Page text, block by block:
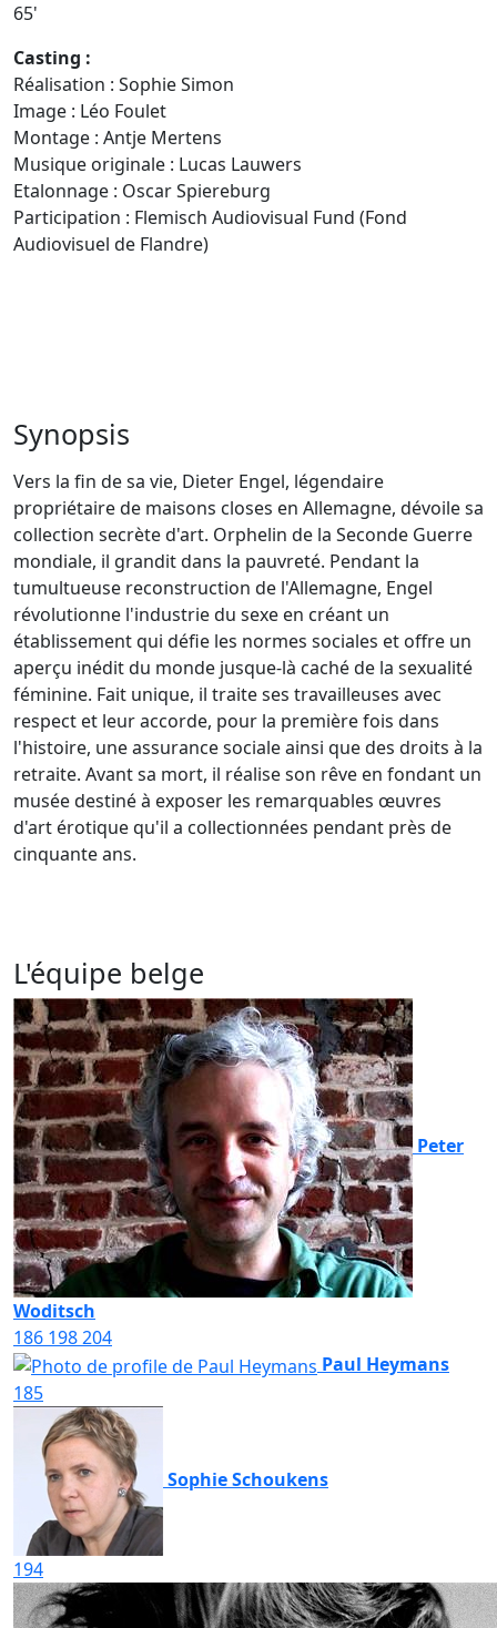
65'
Casting :
Réalisation : Sophie Simon
Image : Léo Foulet
Montage : Antje Mertens
Musique originale : Lucas Lauwers
Etalonnage : Oscar Spiereburg
Participation : Flemisch Audiovisual Fund (Fond
Audiovisuel de Flandre)
Synopsis
Vers la fin de sa vie, Dieter Engel, légendaire
propriétaire de maisons closes en Allemagne, dévoile sa
collection secrète d'art. Orphelin de la Seconde Guerre
mondiale, il grandit dans la pauvreté. Pendant la
tumultueuse reconstruction de l'Allemagne, Engel
révolutionne l'industrie du sexe en créant un
établissement qui défie les normes sociales et offre un
aperçu inédit du monde jusque-là caché de la sexualité
féminine. Fait unique, il traite ses travailleuses avec
respect et leur accorde, pour la première fois dans
l'histoire, une assurance sociale ainsi que des droits à la
retraite. Avant sa mort, il réalise son rêve en fondant un
musée destiné à exposer les remarquables œuvres
d'art érotique qu'il a collectionnées pendant près de
cinquante ans.
L'équipe belge
Peter
Woditsch
186 198204
Paul Heymans
185
Sophie Schoukens
194